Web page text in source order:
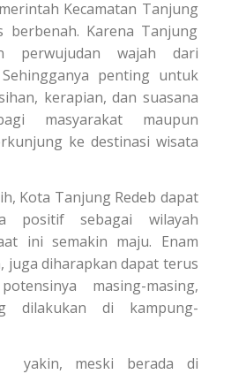
Kecamatan Tanjung
berbenah. Karena Tanjung
perwujudan wajah dari
penting untuk
kerapian, dan suasana
masyarakat maupun
ke destinasi wisata
Kota Tanjung Redeb dapat
positif sebagai wilayah
ini semakin maju. Enam
juga diharapkan dapat terus
masing-masing,
dilakukan di kampung-
yakin, meski berada di